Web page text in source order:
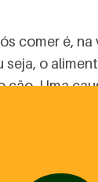
comer é, na
seja, o
cão. Uma
que
ponto é
comer.
com a